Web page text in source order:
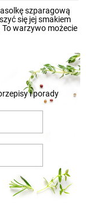
świeżość
szparagową
się jej smakiem
warzywo możecie
i porady